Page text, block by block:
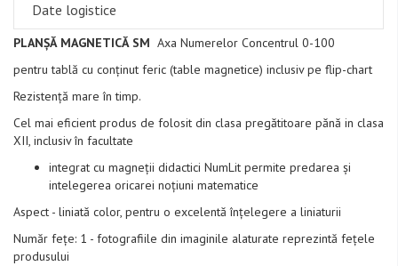
Date logistice
PLANȘĂ MAGNETICĂ SM Axa Numerelor Concentrul 0-100
pentru tablă cu conținut feric (table magnetice) inclusiv pe flip-chart
Rezistență mare în timp.
Cel mai eficient produs de folosit din clasa pregătitoare pănă in clasa
XII, inclusiv în facultate
integrat cu magneții didactici NumLit permite predarea și
intelegerea oricarei noțiuni matematice
Aspect - liniată color, pentru o excelentă înțelegere a liniaturii
Număr fețe: 1 - fotografiile din imaginile alaturate reprezintă fețele
produsului